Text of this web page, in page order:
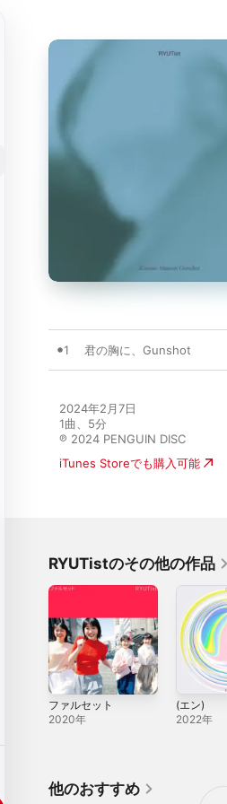
1 君の胸に、Gunshot
2024年2月7日
1曲、5分
℗ 2024 PENGUIN DISC
iTunes Storeでも購入可能
RYUTistのその他の作品
ファルセット
2020年
(エン)
2022年
他のおすすめ